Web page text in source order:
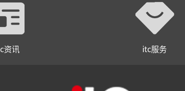
资讯 itc服务